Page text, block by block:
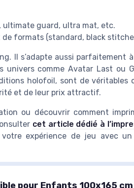
ultimate guard, ultra mat, etc.
de formats (standard, black
Il s’adapte aussi parfaitement
comme Avatar Last ou
holofoil, sont de véritables
et de leur prix attractif.
ou découvrir comment
cet article dédié à
expérience de jeu avec un
pour Enfants 100x165 cm